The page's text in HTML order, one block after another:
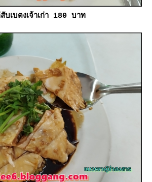
สับเบตงเจ้าเก่า 180 บาท